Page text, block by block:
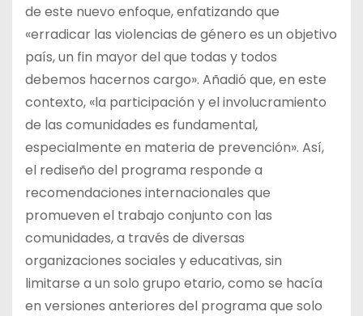
de este nuevo enfoque, enfatizando que
«erradicar las violencias de género es un objetivo
país, un fin mayor del que todas y todos
debemos hacernos cargo». Añadió que, en este
contexto, «la participación y el involucramiento
de las comunidades es fundamental,
especialmente en materia de prevención». Así,
el rediseño del programa responde a
recomendaciones internacionales que
promueven el trabajo conjunto con las
comunidades, a través de diversas
organizaciones sociales y educativas, sin
limitarse a un solo grupo etario, como se hacía
en versiones anteriores del programa que solo